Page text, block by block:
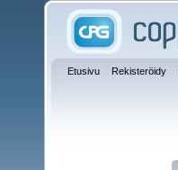
Etusivu Rekisteröidy